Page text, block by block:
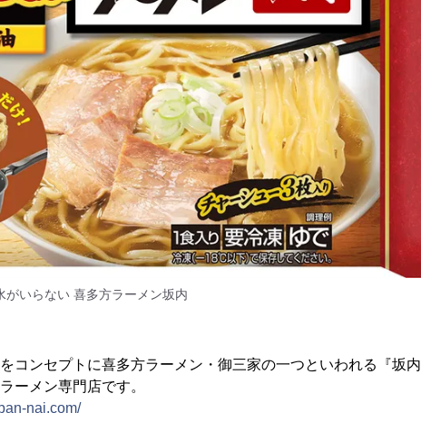
がいらない 喜多方ラーメン坂内
コンセプトに喜多方ラーメン・御三家の一つといわれる『坂内
ーメン専門店です。
nai.com/